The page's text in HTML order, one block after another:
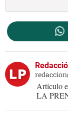
Artículo
LA